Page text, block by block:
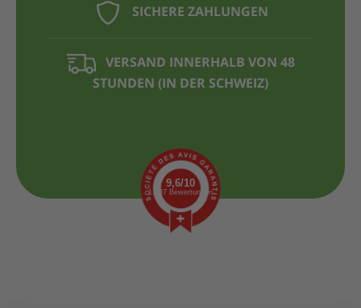
SICHERE ZAHLUNGEN
VERSAND INNERHALB VON 48
STUNDEN (IN DER SCHWEIZ)
9,6/10
1.437 Bewertungen